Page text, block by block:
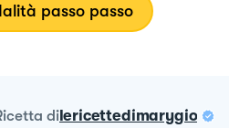
passo passo
ricetta dilericettedimarygio